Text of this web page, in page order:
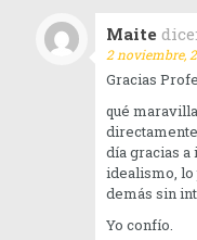
Maite dice:
2 noviembre,
Gracias
qué
día gracias a
idealismo, lo
demás sin
Yo confío.